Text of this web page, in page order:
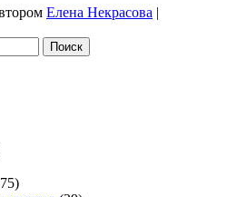
Елена Некрасова |